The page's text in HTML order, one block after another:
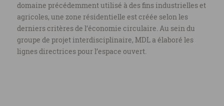
domaine précédemment utilisé à des fins industrielles et
agricoles, une zone résidentielle est créée selon les
derniers critères de l’économie circulaire. Au sein du
groupe de projet interdisciplinaire, MDL a élaboré les
lignes directrices pour l’espace ouvert.